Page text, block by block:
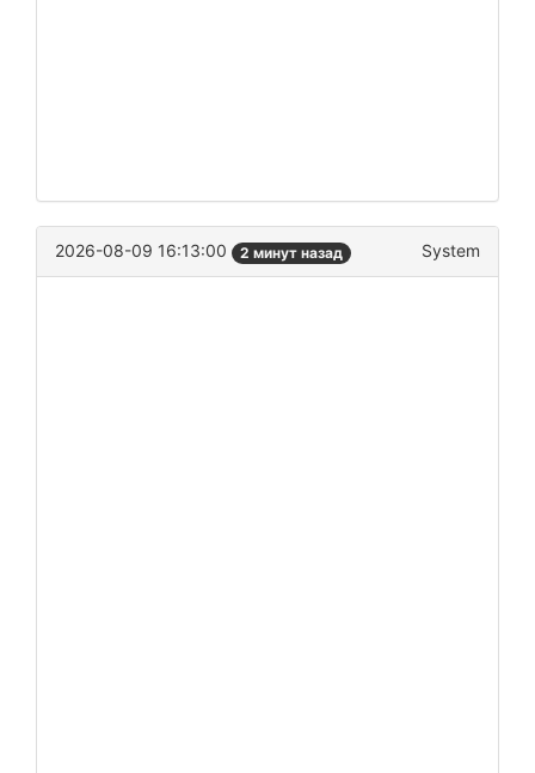
2026-08-09 16:13:00 2 минут назад System